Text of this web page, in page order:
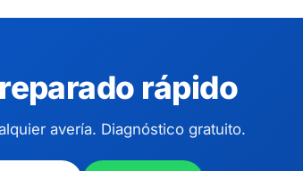
rápido
avería. Diagnóstico gratuito.